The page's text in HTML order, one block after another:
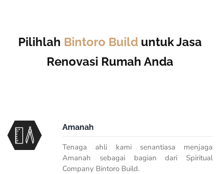
Pilihlah Bintoro Build untuk Jasa
Renovasi Rumah Anda
Amanah
Tenaga ahli kami senantiasa menjaga
Amanah sebagai bagian dari Spiritual
Company Bintoro Build.